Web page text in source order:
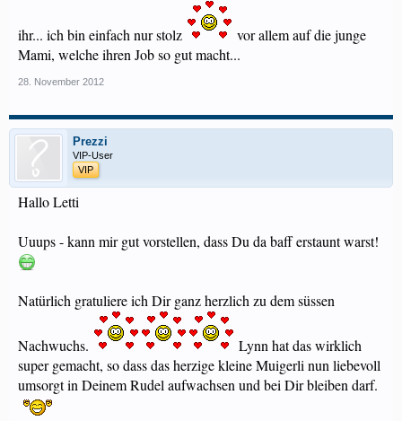
ihr... ich bin einfach nur stolz
vor allem auf die junge
Mami, welche ihren Job so gut macht...
28. November 2012
Prezzi
VIP-User
VIP
Hallo Letti
Uuups - kann mir gut vorstellen, dass Du da baff erstaunt warst!
Natürlich gratuliere ich Dir ganz herzlich zu dem süssen
Nachwuchs.
Lynn hat das wirklich
super gemacht, so dass das herzige kleine Muigerli nun liebevoll
umsorgt in Deinem Rudel aufwachsen und bei Dir bleiben darf.